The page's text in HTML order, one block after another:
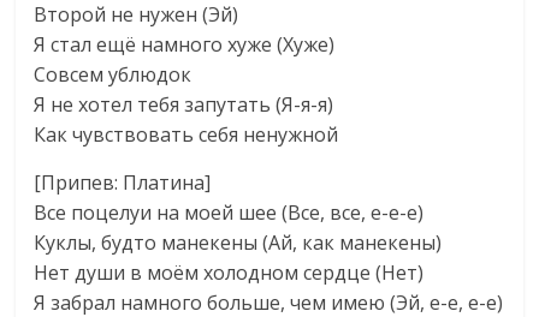
Второй не нужен (Эй)
Я стал ещё намного хуже (Хуже)
Совсем ублюдок
Я не хотел тебя запутать (Я-я-я)
Как чувствовать себя ненужной
[Припев: Платина]
Все поцелуи на моей шее (Все, все, е-е-е)
Куклы, будто манекены (Ай, как манекены)
Нет души в моём холодном сердце (Нет)
Я забрал намного больше, чем имею (Эй, е-е, е-е)